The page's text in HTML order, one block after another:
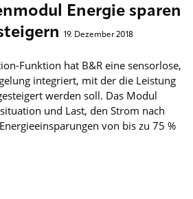
Energie sparen
19. Dezember 2018
Funktion hat B&R eine sensorlose,
integriert, mit der die Leistung
werden soll. Das Modul
und Last, den Strom nach
von bis zu 75 %